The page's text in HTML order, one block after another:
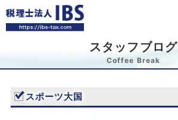
スタッフブログ
Coffee Break
スポーツ大国